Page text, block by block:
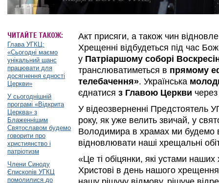
ЧИТАЙТЕ ТАКОЖ:
Глава УГКЦ:
«Сьогодні маємо
унікальний шанс
працювати для
досягнення єдності
Церкви»
У сьогоднішній
програмі «Відкрита
Церква» з
Блаженнішим
Святославом будемо
говорити про
християнство і
патріотизм
Члени Синоду
Єпископів УГКЦ
помолилися до
Акт присяги, а також чин
Хрещенні відбудеться під час
у Патріаршому соборі
транслюватиметься в прямому
телебачення». Українська
єднатися з Главою Церкви
У відеозверненні Предстоятель
року, як уже велить звичай, у
Володимира в храмах ми будемо
відновлювати наші хрещальні
«Це ті обіцянки, які устами
Христові в день нашого